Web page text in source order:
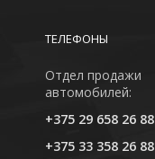
ТЕЛЕФОНЫ
Отдел продажи
автомобилей:
+375 29 658 26 88
+375 33 358 26 88